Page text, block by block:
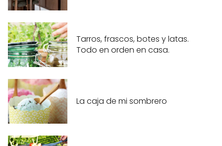
Tarros, frascos, botes y latas.
Todo en orden en casa.
La caja de mi sombrero